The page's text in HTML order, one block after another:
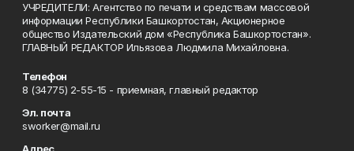
УЧРЕДИТЕЛИ: Агентство по печати и средствам массовой
информации Республики Башкортостан, Акционерное
общество Издательский дом «Республика Башкортостан».
ГЛАВНЫЙ РЕДАКТОР Ильязова Людмила Михайловна.
Телефон
8 (34775) 2-55-15 - приемная, главный редактор
Эл. почта
sworker@mail.ru